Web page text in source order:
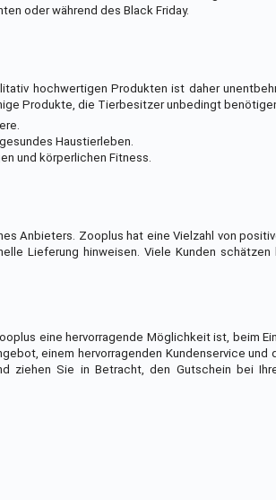
oder während des Black Friday.
hochwertigen Produkten ist daher
Produkte, die Tierbesitzer unbedingt
Haustierleben.
und körperlichen Fitness.
Anbieters. Zooplus hat eine Vielzahl von
Lieferung hinweisen. Viele Kunden
eine hervorragende Möglichkeit ist, beim
einem hervorragenden Kundenservice
ziehen Sie in Betracht, den Gutschein bei